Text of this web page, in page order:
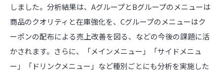
しました。分析結果は、AグループとBグループのメニューは
商品のクオリティと在庫強化を、Cグループのメニューはク
ーポンの配布による売上改善を図る、などの今後の課題に活
かされます。さらに、「メインメニュー」「サイドメニュ
ー」「ドリンクメニュー」など種別ごとにも分析を実施した